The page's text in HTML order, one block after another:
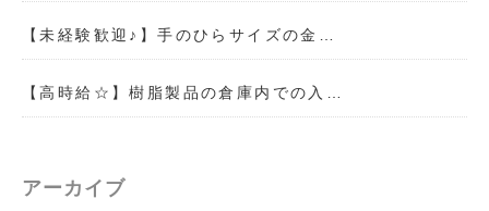
【未経験歓迎♪】手のひらサイズの金…
【高時給☆】樹脂製品の倉庫内での入…
アーカイブ